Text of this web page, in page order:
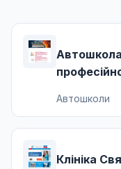
Автошколи
Клініка